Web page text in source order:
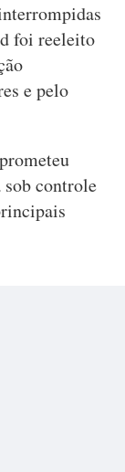
foi reeleito
e pelo
sob controle